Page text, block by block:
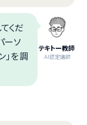
テキトー教師
.AI認定講師
くだ
ーソ
」を調